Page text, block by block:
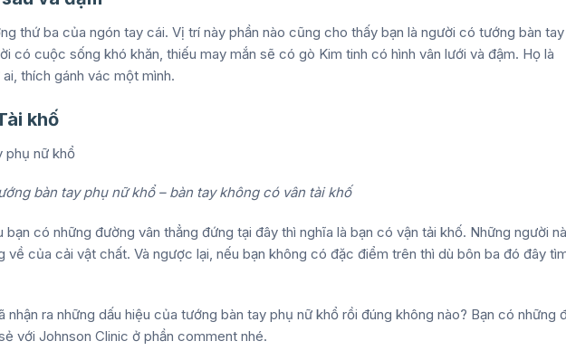
thứ ba của ngón tay cái. Vị trí này phần nào cũng cho thấy bạn là người có tướng bàn tay
có cuộc sống khó khăn, thiếu may mắn sẽ có gò Kim tinh có hình vân lưới và đậm. Họ là
thích gánh vác một mình.
khố
bàn tay phụ nữ khổ – bàn tay không có vân tài khố
có những đường vân thẳng đứng tại đây thì nghĩa là bạn có vận tải khố. Những người
của cải vật chất. Và ngược lại, nếu bạn không có đặc điểm trên thì dù bôn ba đó đây
nhận ra những dấu hiệu của tướng bàn tay phụ nữ khổ rồi đúng không nào? Bạn có những
với Johnson Clinic ở phần comment nhé.